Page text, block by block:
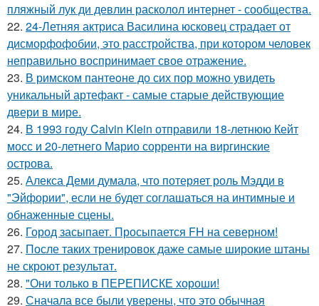
пляжный лук ди девлин расколол интернет - сообщества.
22. 24-Летняя актриса Василина юсковец страдает от
дисморфофобии, это расстройства, при котором человек
неправильно воспринимает свое отражение.
23. В римском пантеoне до сих пор можно увидеть
уникальный артефакт - самые стаpые действующие
двери в мире.
24. В 1993 году Calvin Klein отправили 18-летнюю Кейт
мосс и 20-летнего Марио сорренти на виргинские
острова.
25. Алекса Деми думала, что потеряет роль Мэдди в
"Эйфории", если не будет соглашаться на интимные и
обнаженные сцены.
26. Город засыпает. Просыпается FH на северном!
27. После таких тренировок даже самые широкие штаны
не скроют результат.
28. "Они только в ПЕРЕПИСКЕ хороши!
29. Сначала все были уверены, что это обычная